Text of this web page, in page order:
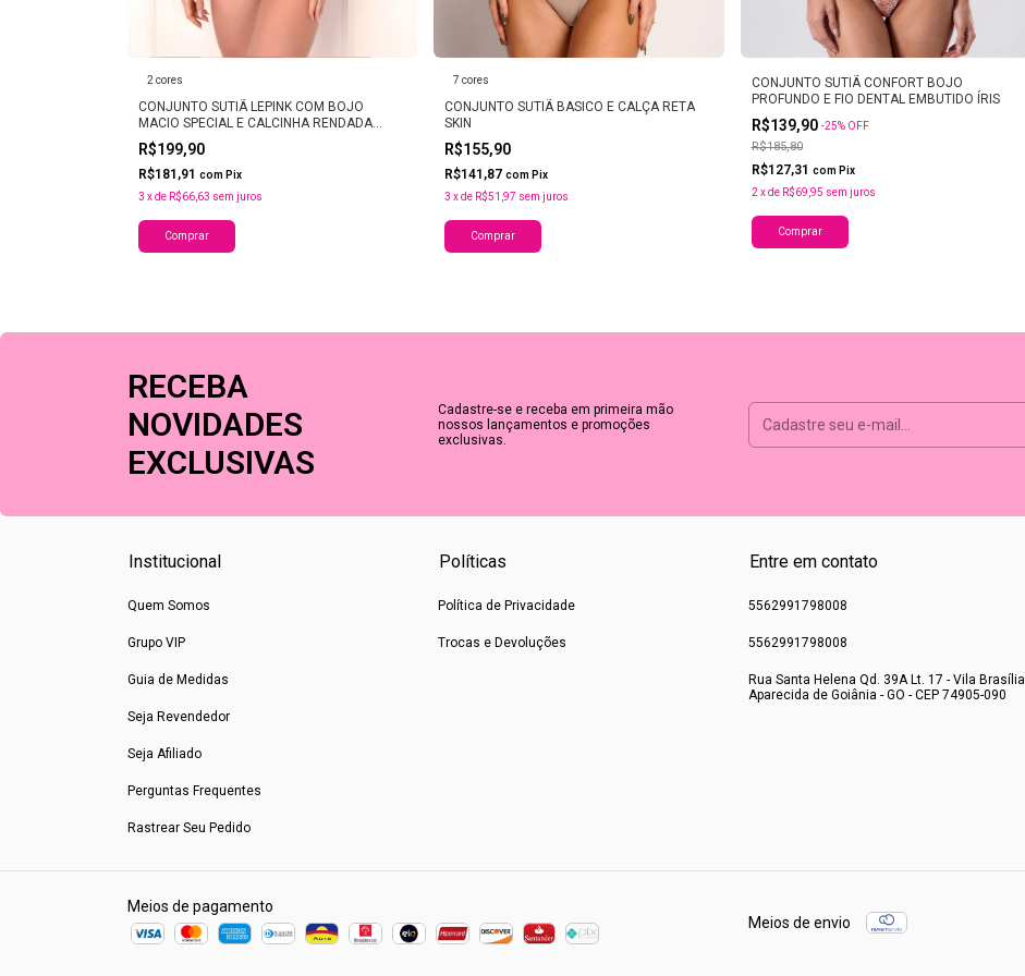
2 cores
CONJUNTO SUTIÃ LEPINK COM BOJO
MACIO SPECIAL E CALCINHA RENDADA
DALIA
R$199,90
R$181,91 com Pix
3 xde R$66,63 sem juros
Comprar
7 cores
CONJUNTO SUTIÃ BASICO E CALÇA RETA
SKIN
R$155,90
R$141,87com Pix
3 xde R$51,97 sem juros
Comprar
CONJUNTO SUTIÃ CONFORT BOJO
PROFUNDO E FIO DENTAL EMBUTIDO ÍRIS
R$139,90 -25% OFF
R$185,80
R$127,31 com Pix
2 xde R$69,95 sem juros
Comprar
RECEBA
NOVIDADES
EXCLUSIVAS
Cadastre-se e receba em primeira mão
nossos lançamentos e promoções
exclusivas.
Institucional
Quem Somos
Grupo VIP
Guia de Medidas
Seja Revendedor
Seja Afiliado
Perguntas Frequentes
Rastrear Seu Pedido
Políticas
Política de Privacidade
Trocas e Devoluções
Entre em contato
5562991798008
5562991798008
Rua Santa Helena Qd. 39A Lt. 17 - Vila Brasília
Aparecida de Goiânia - GO - CEP 74905-090
Meios de pagamento
Meios de envio